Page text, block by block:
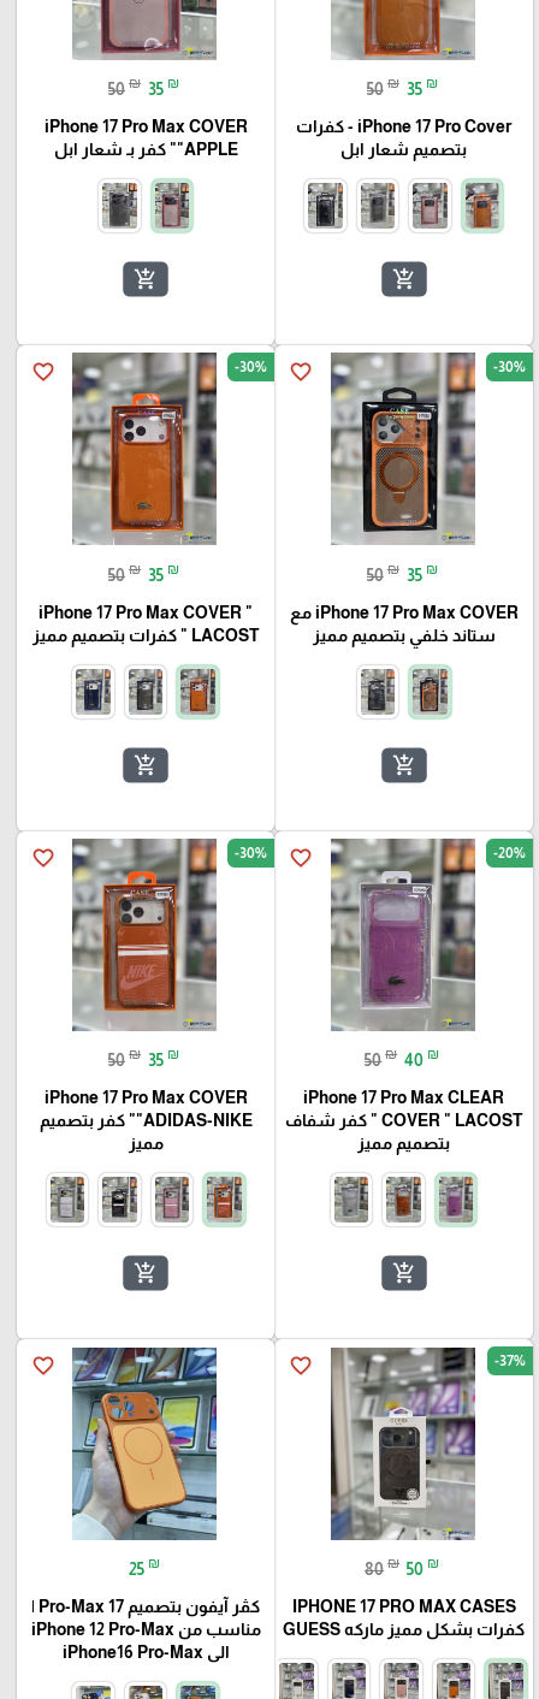
50 ₪ 35 ₪
iPhone 17 Pro Cover - كفرات
بتصميم شعار ابل
add_shopping_cart
50 ₪ 35 ₪
iPhone 17 Pro Max COVER
"APPLE" كفر بـ شعار ابل
add_shopping_cart
favorite_border -30%
50 ₪ 35 ₪
iPhone 17 Pro Max COVER مع
ستاند خلفي بتصميم مميز
add_shopping_cart
favorite_border -30%
50 ₪ 35 ₪
iPhone 17 Pro Max COVER "
LACOST " كفرات بتصميم مميز
add_shopping_cart
favorite_border -20%
50 ₪ 40 ₪
iPhone 17 Pro Max CLEAR
COVER " LACOST " كفر شفاف
بتصميم مميز
add_shopping_cart
favorite_border -30%
50 ₪ 35 ₪
iPhone 17 Pro Max COVER
"ADIDAS-NIKE" كفر بتصميم
مميز
add_shopping_cart
favorite_border -37%
80 ₪ 50 ₪
IPHONE 17 PRO MAX CASES
كفرات بشكل مميز ماركه GUESS
favorite_border
25 ₪
كڤر آيفون بتصميم 17 Pro-Max |
مناسب من iPhone 12 Pro-Max
الى iPhone16 Pro-Max